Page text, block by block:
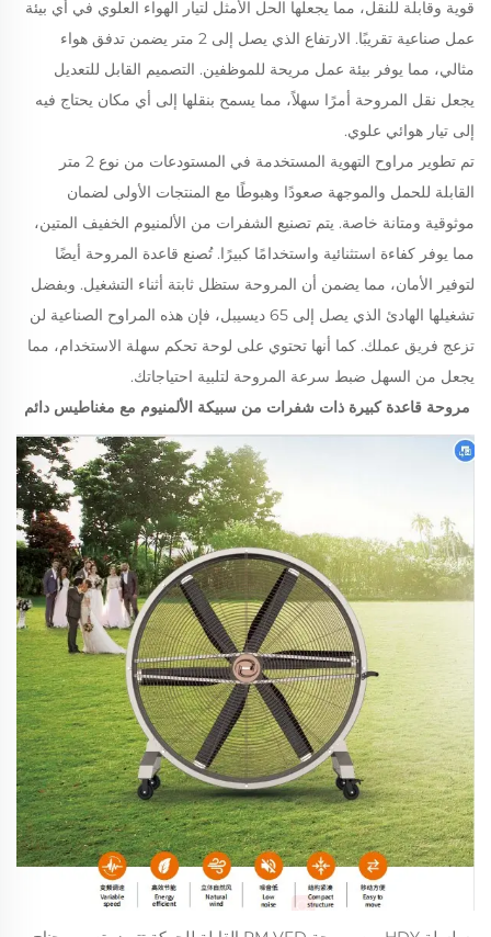
قوية وقابلة للنقل، مما يجعلها الحل الأمثل لتيار الهواء العلوي في أي بيئة
عمل صناعية تقريبًا. الارتفاع الذي يصل إلى 2 متر يضمن تدفق هواء
مثالي، مما يوفر بيئة عمل مريحة للموظفين. التصميم القابل للتعديل
يجعل نقل المروحة أمرًا سهلاً، مما يسمح بنقلها إلى أي مكان يحتاج فيه
إلى تيار هوائي علوي.
تم تطوير مراوح التهوية المستخدمة في المستودعات من نوع 2 متر
القابلة للحمل والموجهة صعودًا وهبوطًا مع المنتجات الأولى لضمان
موثوقية ومتانة خاصة. يتم تصنيع الشفرات من الألمنيوم الخفيف المتين،
مما يوفر كفاءة استثنائية واستخدامًا كبيرًا. تُصنع قاعدة المروحة أيضًا
لتوفير الأمان، مما يضمن أن المروحة ستظل ثابتة أثناء التشغيل. وبفضل
تشغيلها الهادئ الذي يصل إلى 65 ديسيبل، فإن هذه المراوح الصناعية لن
تزعج فريق عملك. كما أنها تحتوي على لوحة تحكم سهلة الاستخدام، مما
يجعل من السهل ضبط سرعة المروحة لتلبية احتياجاتك.
مروحة قاعدة كبيرة ذات شفرات من سبيكة الألمنيوم مع مغناطيس دائم